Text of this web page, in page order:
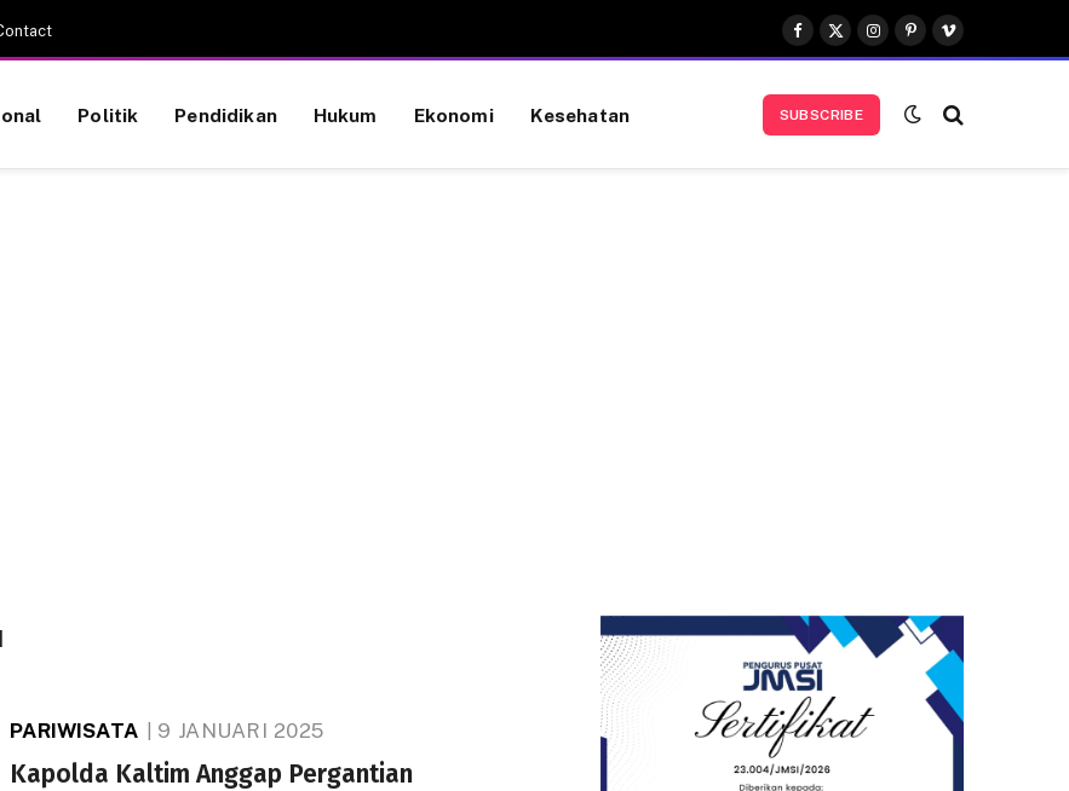
Facebook
X
(Twitter)
Instagram
Pinterest
Vimeo
Politik Pendidikan Hukum Ekonomi Kesehatan SUBSCRIBE
PARIWISATA 9 JANUARI 2025
Kapolda Kaltim Anggap Pergantian